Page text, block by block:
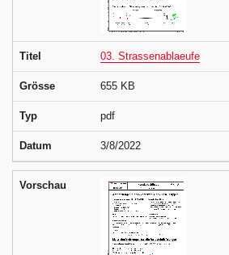
Titel 03. Strassenablaeufe
Grösse 655 KB
Typ pdf
Datum 3/8/2022
Vorschau